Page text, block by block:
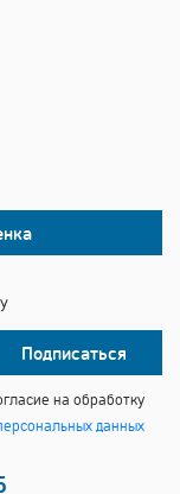
Подписаться
на обработку
данных